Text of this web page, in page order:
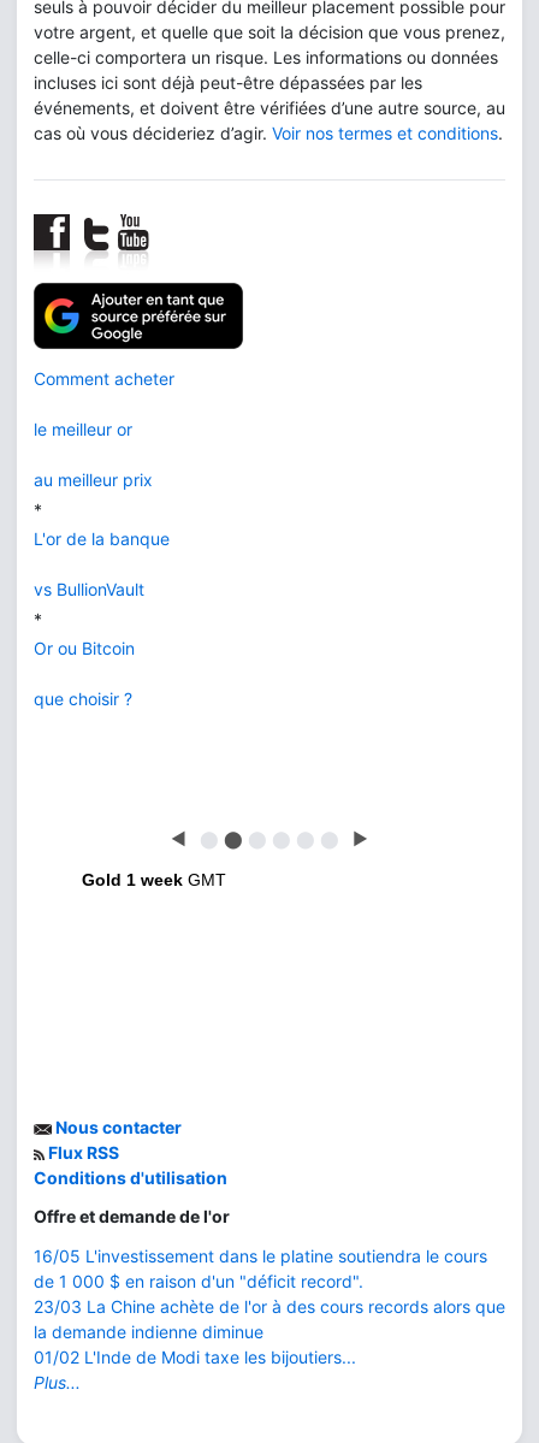
seuls à pouvoir décider du meilleur placement possible pour
votre argent, et quelle que soit la décision que vous prenez,
celle-ci comportera un risque. Les informations ou données
incluses ici sont déjà peut-être dépassées par les
événements, et doivent être vérifiées d’une autre source, au
cas où vous décideriez d’agir. Voir nos termes et conditions.
Comment acheter
le meilleur or
au meilleur prix
*
L'or de la banque
vs BullionVault
*
Or ou Bitcoin
que choisir ?
◀ ⬤ ⬤ ⬤ ⬤ ⬤ ⬤ ▶
Gold 1 week GMT
Nous contacter
Flux RSS
Conditions d'utilisation
Offre et demande de l'or
16/05 L'investissement dans le platine soutiendra le cours
de 1 000 $ en raison d'un "déficit record".
23/03 La Chine achète de l'or à des cours records alors que
la demande indienne diminue
01/02 L'Inde de Modi taxe les bijoutiers...
Plus...